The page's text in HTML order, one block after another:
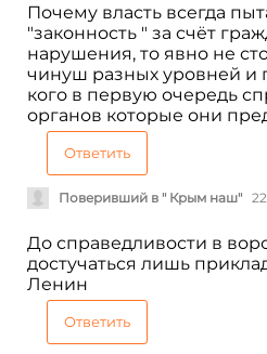
Почему власть всегда
"законность " за счёт
нарушения, то явно не
чинуш разных уровней и
кого в первую очередь
органов которые они
Ответить
Поверивший в " Крым наш"
До справедливости в
достучаться лишь
Ленин
Ответить